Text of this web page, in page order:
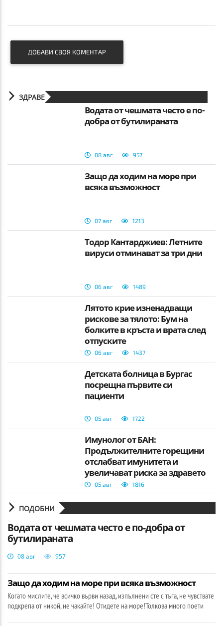
ДОБАВИ СВОЯ КОМЕНТАР
ЗДРАВЕ
Водата от чешмата често е по-
добра от бутилираната
08 авг 957
Защо да ходим на море при
всяка възможност
07 авг 1213
Тодор Кантарджиев: Летните
вируси отминават за три дни
06 авг 1489
Лятото крие изненадващи
рискове за тялото: Бум на
болките в кръста и врата след
отпуските
06 авг 1437
Детската болница в Бургас
посрещна първите си
пациенти
05 авг 1722
Имунолог от БАН:
Продължителните горещини
отслабват имунитета и
увеличават риска за здравето
05 авг 1816
ПОДОБНИ
Водата от чешмата често е по-добра от
бутилираната
08 авг 957
Защо да ходим на море при всяка възможност
Когато мислите, че всичко върви назад, изпълнени сте с тъга, не чувствате
подкрепа от никой, не чакайте! Отидете на море!Толкова много поети